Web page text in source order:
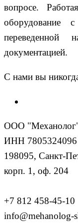
вопросе.
оборудование
переведенной
документацией.
С нами вы
ООО
ИНН
198095, Санкт-
корп. 1, оф. 204
+7 812 458-45-10
info@mehanolog-